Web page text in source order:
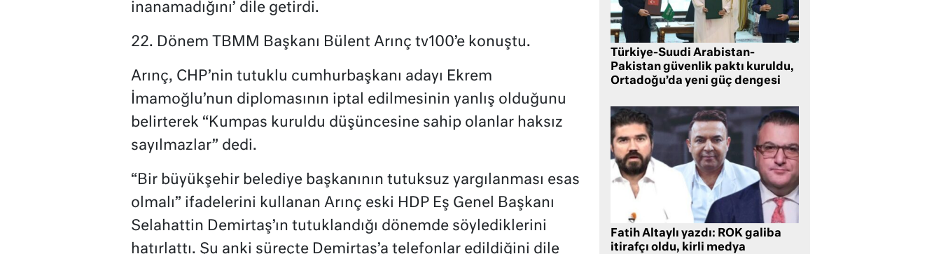
inanamadığını’ dile getirdi.
22. Dönem TBMM Başkanı Bülent Arınç tv100’e konuştu.
Arınç, CHP’nin tutuklu cumhurbaşkanı adayı Ekrem
İmamoğlu’nun diplomasının iptal edilmesinin yanlış olduğunu
belirterek “Kumpas kuruldu düşüncesine sahip olanlar haksız
sayılmazlar” dedi.
“Bir büyükşehir belediye başkanının tutuksuz yargılanması esas
olmalı” ifadelerini kullanan Arınç eski HDP Eş Genel Başkanı
Selahattin Demirtaş’ın tutuklandığı dönemde söylediklerini
hatırlattı. Şu anki süreçte Demirtaş’a telefonlar edildiğini dile
Türkiye-Suudi Arabistan-
Pakistan güvenlik paktı kuruldu,
Ortadoğu’da yeni güç dengesi
Fatih Altaylı yazdı: ROK galiba
itirafçı oldu, kirli medya